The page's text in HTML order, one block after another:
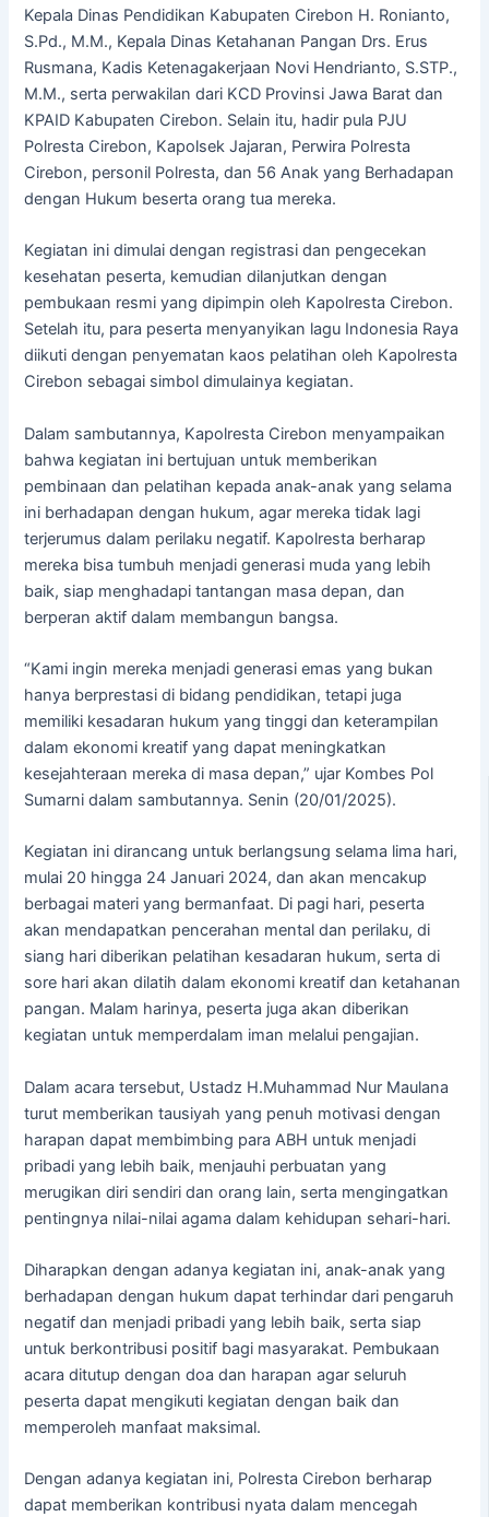
Kepala Dinas Pendidikan Kabupaten Cirebon H. Ronianto,
S.Pd., M.M., Kepala Dinas Ketahanan Pangan Drs. Erus
Rusmana, Kadis Ketenagakerjaan Novi Hendrianto, S.STP.,
M.M., serta perwakilan dari KCD Provinsi Jawa Barat dan
KPAID Kabupaten Cirebon. Selain itu, hadir pula PJU
Polresta Cirebon, Kapolsek Jajaran, Perwira Polresta
Cirebon, personil Polresta, dan 56 Anak yang Berhadapan
dengan Hukum beserta orang tua mereka.
Kegiatan ini dimulai dengan registrasi dan pengecekan
kesehatan peserta, kemudian dilanjutkan dengan
pembukaan resmi yang dipimpin oleh Kapolresta Cirebon.
Setelah itu, para peserta menyanyikan lagu Indonesia Raya
diikuti dengan penyematan kaos pelatihan oleh Kapolresta
Cirebon sebagai simbol dimulainya kegiatan.
Dalam sambutannya, Kapolresta Cirebon menyampaikan
bahwa kegiatan ini bertujuan untuk memberikan
pembinaan dan pelatihan kepada anak-anak yang selama
ini berhadapan dengan hukum, agar mereka tidak lagi
terjerumus dalam perilaku negatif. Kapolresta berharap
mereka bisa tumbuh menjadi generasi muda yang lebih
baik, siap menghadapi tantangan masa depan, dan
berperan aktif dalam membangun bangsa.
“Kami ingin mereka menjadi generasi emas yang bukan
hanya berprestasi di bidang pendidikan, tetapi juga
memiliki kesadaran hukum yang tinggi dan keterampilan
dalam ekonomi kreatif yang dapat meningkatkan
kesejahteraan mereka di masa depan,” ujar Kombes Pol
Sumarni dalam sambutannya. Senin (20/01/2025).
Kegiatan ini dirancang untuk berlangsung selama lima hari,
mulai 20 hingga 24 Januari 2024, dan akan mencakup
berbagai materi yang bermanfaat. Di pagi hari, peserta
akan mendapatkan pencerahan mental dan perilaku, di
siang hari diberikan pelatihan kesadaran hukum, serta di
sore hari akan dilatih dalam ekonomi kreatif dan ketahanan
pangan. Malam harinya, peserta juga akan diberikan
kegiatan untuk memperdalam iman melalui pengajian.
Dalam acara tersebut, Ustadz H.Muhammad Nur Maulana
turut memberikan tausiyah yang penuh motivasi dengan
harapan dapat membimbing para ABH untuk menjadi
pribadi yang lebih baik, menjauhi perbuatan yang
merugikan diri sendiri dan orang lain, serta mengingatkan
pentingnya nilai-nilai agama dalam kehidupan sehari-hari.
Diharapkan dengan adanya kegiatan ini, anak-anak yang
berhadapan dengan hukum dapat terhindar dari pengaruh
negatif dan menjadi pribadi yang lebih baik, serta siap
untuk berkontribusi positif bagi masyarakat. Pembukaan
acara ditutup dengan doa dan harapan agar seluruh
peserta dapat mengikuti kegiatan dengan baik dan
memperoleh manfaat maksimal.
Dengan adanya kegiatan ini, Polresta Cirebon berharap
dapat memberikan kontribusi nyata dalam mencegah